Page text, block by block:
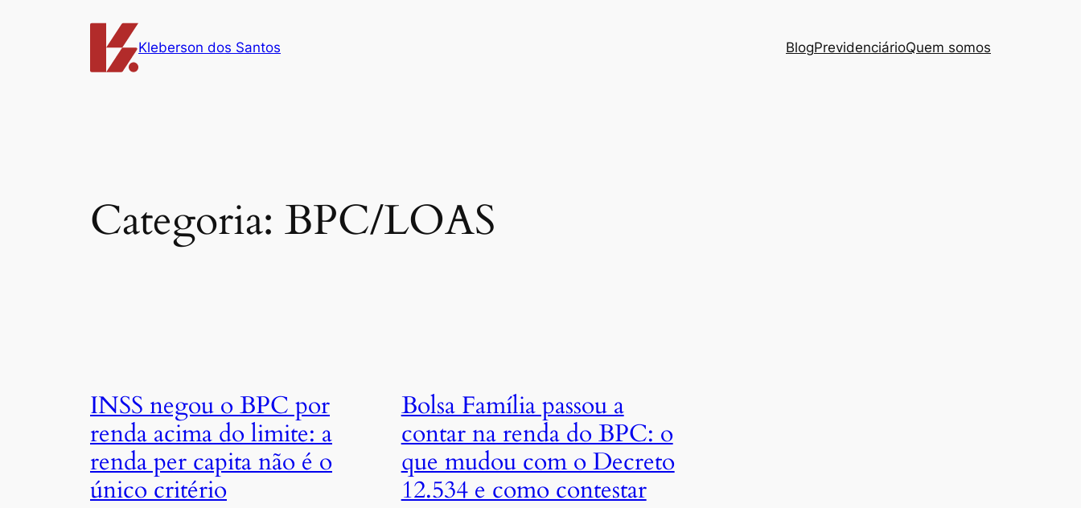
Kleberson dos Santos BlogPrevidenciárioQuem somos
Categoria: BPC/LOAS
INSS negou o BPC por
renda acima do limite: a
renda per capita não é o
único critério
Bolsa Família passou a
contar na renda do BPC: o
que mudou com o Decreto
12.534 e como contestar